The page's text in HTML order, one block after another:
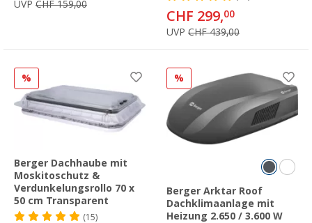
UVP CHF 159,00
CHF 299,00
UVP CHF 439,00
%
Berger Dachhaube mit
Moskitoschutz &
Verdunkelungsrollo 70 x
50 cm Transparent
(15)
%
Berger Arktar Roof
Dachklimaanlage mit
Heizung 2.650 / 3.600 W